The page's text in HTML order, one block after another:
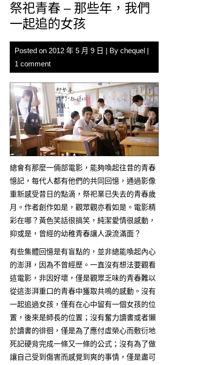
祭祀青春 – 那些年，我們
一起追的女孩
Posted on 2012 年 5 月 9 日 | By chequel |
1 comment
總會有那麼一倆部電影，能夠喚起往昔的青春
憶記，每代人都有他們的共同回憶，通過影像
重新感受昔日的點滴，祭祀業已失去的青春歲
月。作者創作如是，觀眾觀亦看如是。電影精
彩在哪？黃色笑話很搞笑，純潔愛情很感動，
抑或是，曾經的幼稚青春讓人淚流滿面？
有些集體回憶是有盲點的，並非總能喚起內心
的澎湃，因為不曾經歷。一直沒有想法要觀看
這電影，非因好壞，僅是觀眾乏味的青春難以
從這澎湃重口的青春中獲取共鳴的感動。沒有
一起追過女孩，僅有在心中留有一個女孩的位
置，後來是師長的位置；沒有奮力讀書或者懶
於讀書的徘徊，僅是為了應付虛榮心而敷衍地
死記硬背完成一條又一條的公式；沒有為了做
讓自己受到傷害而感覺到爽的事情，僅是盡可